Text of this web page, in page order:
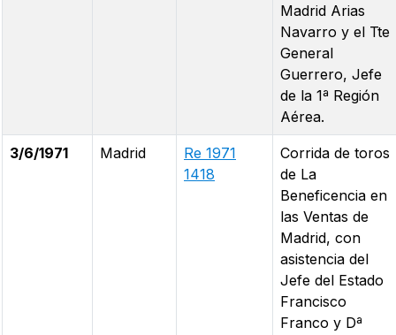
Madrid Arias
Navarro y el Tte
General
Guerrero, Jefe
de la 1ª Región
Aérea.
3/6/1971 Madrid
Re 1971
1418
Corrida de toros
de La
Beneficencia en
las Ventas de
Madrid, con
asistencia del
Jefe del Estado
Francisco
Franco y Dª